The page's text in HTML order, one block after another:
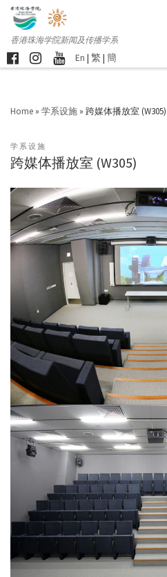
香港珠海学院新闻及传播学系
En | 繁 | 簡
Home » 学系设施 » 跨媒体播放室 (W305)
学系设施
跨媒体播放室 (W305)